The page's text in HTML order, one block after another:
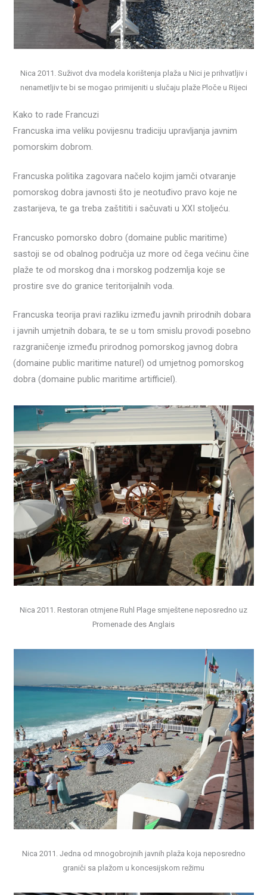
Nica 2011. Suživot dva modela korištenja plaža u Nici je prihvatljiv i
nenametljiv te bi se mogao primijeniti u slučaju plaže Ploče u Rijeci
Kako to rade Francuzi
Francuska ima veliku povijesnu tradiciju upravljanja javnim
pomorskim dobrom.
Francuska politika zagovara načelo kojim jamči otvaranje
pomorskog dobra javnosti što je neotuđivo pravo koje ne
zastarijeva, te ga treba zaštititi i sačuvati u XXI stoljeću.
Francusko pomorsko dobro (domaine public maritime)
sastoji se od obalnog područja uz more od čega većinu čine
plaže te od morskog dna i morskog podzemlja koje se
prostire sve do granice teritorijalnih voda.
Francuska teorija pravi razliku između javnih prirodnih dobara
i javnih umjetnih dobara, te se u tom smislu provodi posebno
razgraničenje između prirodnog pomorskog javnog dobra
(domaine public maritime naturel) od umjetnog pomorskog
dobra (domaine public maritime artifficiel).
Nica 2011. Restoran otmjene Ruhl Plage smještene neposredno uz
Promenade des Anglais
Nica 2011. Jedna od mnogobrojnih javnih plaža koja neposredno
graniči sa plažom u koncesijskom režimu